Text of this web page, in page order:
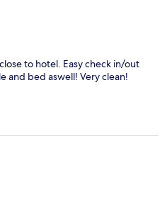
to hotel. Easy check in/out
and bed aswell! Very clean!